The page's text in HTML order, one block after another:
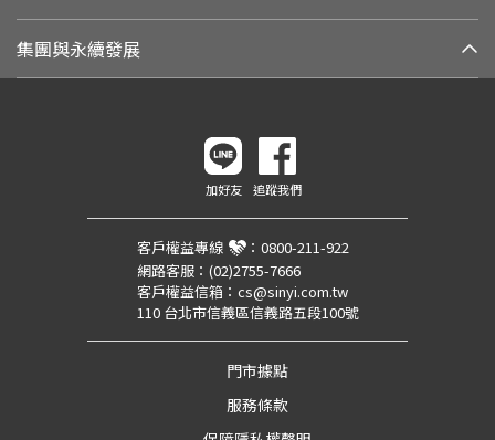
集團與永續發展
加好友 追蹤我們
客戶權益專線 ： 0800-211-922
網路客服： (02)2755-7666
客戶權益信箱： cs@sinyi.com.tw
110 台北市信義區信義路五段100號
門市據點
服務條款